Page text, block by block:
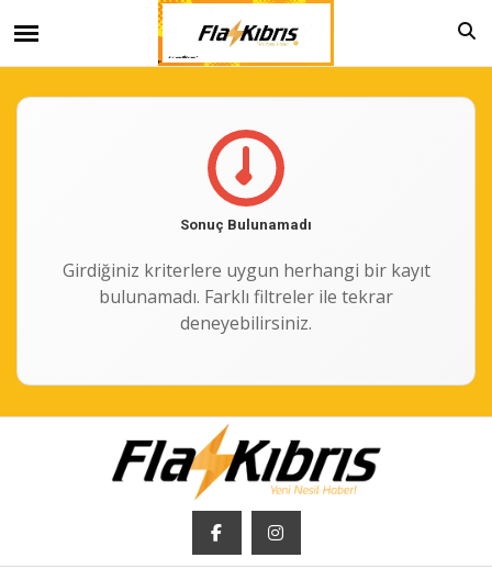
Sonuç Bulunamadı
Girdiğiniz kriterlere uygun herhangi bir kayıt
bulunamadı. Farklı filtreler ile tekrar
deneyebilirsiniz.